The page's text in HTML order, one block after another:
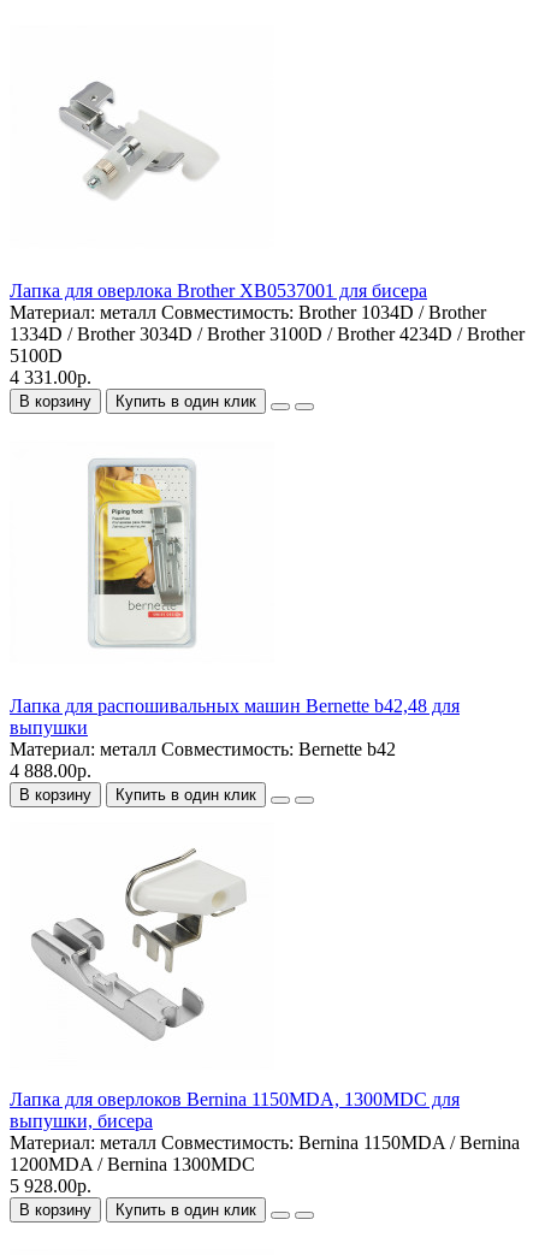
Лапка для оверлока Brother XB0537001 для бисера
Материал: металл Совместимость: Brother 1034D / Brother
1334D / Brother 3034D / Brother 3100D / Brother 4234D / Brother
5100D
4 331.00р.
В корзину Купить в один клик
Лапка для распошивальных машин Bernette b42,48 для
выпушки
Материал: металл Совместимость: Bernette b42
4 888.00р.
В корзину Купить в один клик
Лапка для оверлоков Bernina 1150MDA, 1300MDC для
выпушки, бисера
Материал: металл Совместимость: Bernina 1150MDA / Bernina
1200MDA / Bernina 1300MDC
5 928.00р.
В корзину Купить в один клик